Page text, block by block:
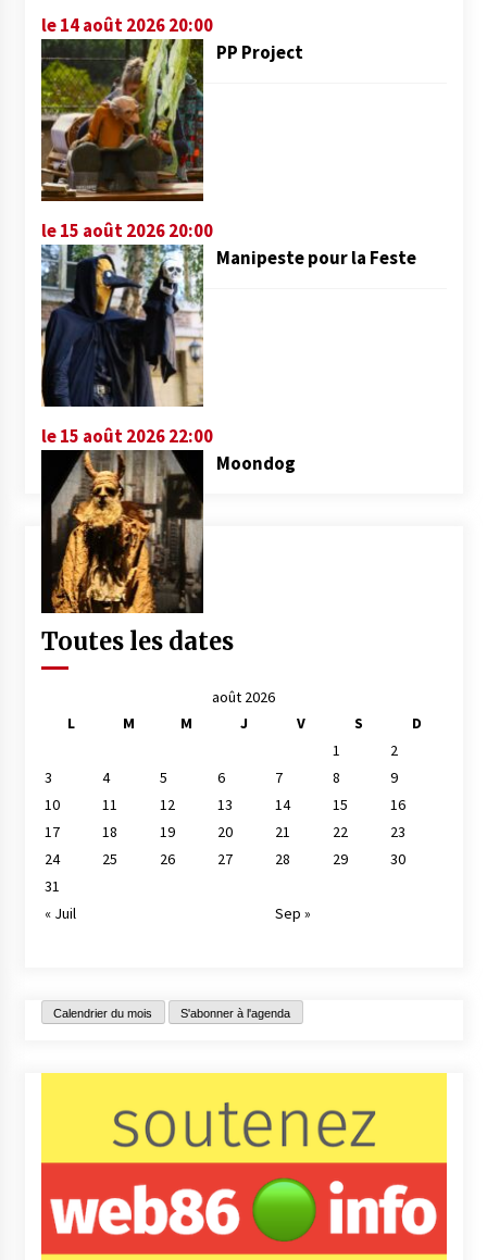
le 14 août 2026 20:00
PP Project
le 15 août 2026 20:00
Manipeste pour la Feste
le 15 août 2026 22:00
Moondog
Toutes les dates
août 2026
L
M M J V S
D
1
2
3
4 5 6 7 8
9
10
11 12 13 14 15
16
17
18 19 20 21 22
23
24
25 26 27 28 29
30
31
« Juil
Sep »
Calendrier du mois S'abonner à l'agenda